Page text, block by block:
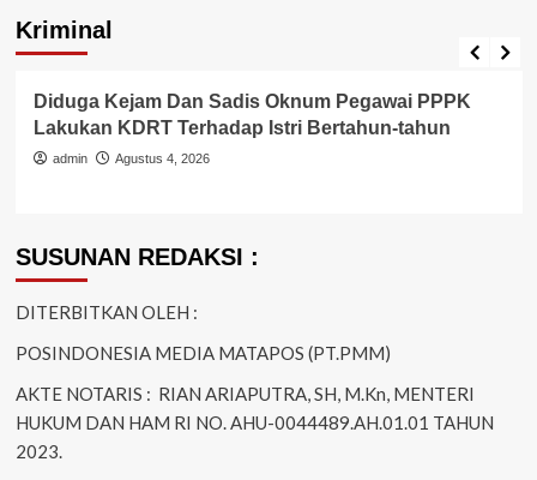
Kriminal
Berita Polisi
Diduga Kejam Dan Sadis Oknum Pegawai PPPK
Lakukan KDRT Terhadap Istri Bertahun-tahun
admin Agustus 4, 2026
SUSUNAN REDAKSI :
DITERBITKAN OLEH :
POSINDONESIA MEDIA MATAPOS (PT.PMM)
AKTE NOTARIS : RIAN ARIAPUTRA, SH, M.Kn, MENTERI
HUKUM DAN HAM RI NO. AHU-0044489.AH.01.01 TAHUN
2023.